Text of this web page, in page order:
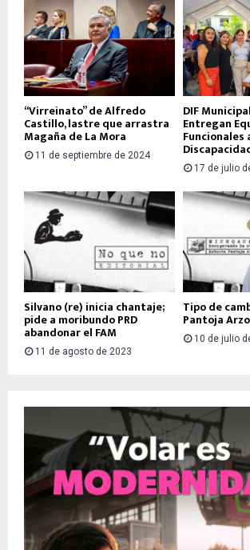
“Virreinato” de Alfredo
Castillo, lastre que arrastra
Magaña de La Mora
11 de septiembre de 2024
DIF
Entregan
Funcionales
17 de julio
Silvano (re) inicia chantaje;
pide a moribundo PRD
abandonar el FAM
11 de agosto de 2023
Tipo de
Pantoja
10 de julio